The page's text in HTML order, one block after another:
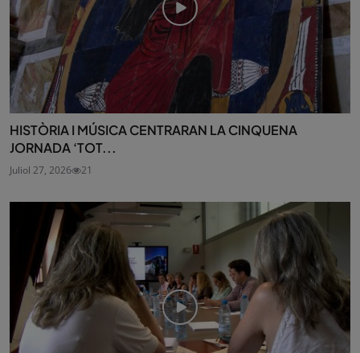
HISTÒRIA I MÚSICA CENTRARAN LA CINQUENA
JORNADA ‘TOT...
Juliol 27, 2026 21